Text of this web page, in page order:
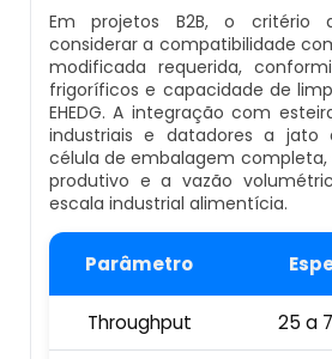
Esteira Alimentadora
Seladora Contínua Com
Maquina Contadora
Seladora Rotativa Contínua
Balança Linear
Seladoras Automáticas
Máquina Datadora Preço
Máquina Datadora
Datador De Potes Tampas E
Datador Com Esteira
Em projetos B2B, o critério
considerar a compatibilidade
modificada requerida,
frigoríficos e capacidade de
EHEDG. A integração com
industriais e datadores a
célula de embalagem completa,
produtivo e a vazão
escala industrial alimentícia.
Parâmetro
Throughput 25 a